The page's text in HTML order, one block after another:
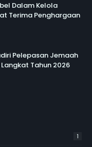
Dalam Kelola
Terima Penghargaan
Pelepasan Jemaah
Tahun 2026
1